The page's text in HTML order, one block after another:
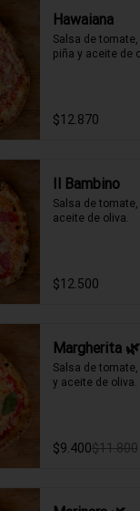
Hawaiana
Salsa de
piña y aceite de
$12.870
Il Bambino
Salsa de
aceite de oliva.
$12.500
Margherita 🌿
Salsa de
y aceite de oliva.
$9.400$11.800